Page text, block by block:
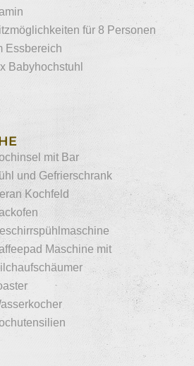
für 8 Personen
Essbereich
Babyhochstuhl
mit Bar
und Gefrierschrank
Kochfeld
Maschine mit